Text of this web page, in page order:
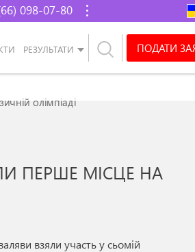
098-07-80
РЕЗУЛЬТАТИ ПОДАТИ
олімпіаді
ПЕРШЕ МІСЦЕ НА
взяли участь у сьомій